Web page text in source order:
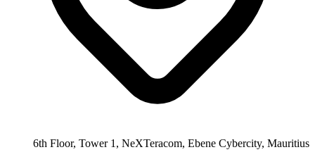
6th Floor, Tower 1, NeXTeracom, Ebene Cybercity, Mauritius